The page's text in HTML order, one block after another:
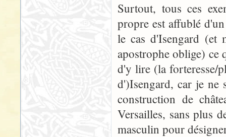
Surtout, tous ces
propre est affublé
le cas d'Isengard (et
apostrophe oblige) ce
d'y lire (la forteresse/
d')Isengard, car je ne
construction de
Versailles, sans plus
masculin pour